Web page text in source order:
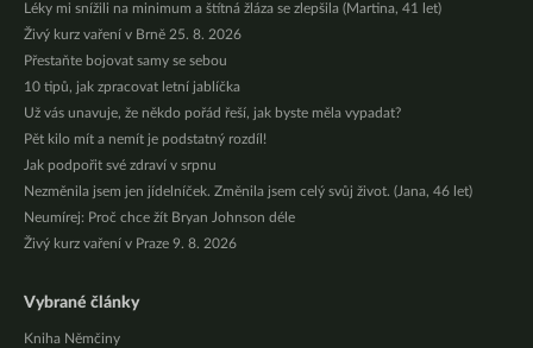
Léky mi snížili na minimum a štítná žláza se zlepšila (Martina, 41 let)
Živý kurz vaření v Brně 25. 8. 2026
Přestaňte bojovat samy se sebou
10 tipů, jak zpracovat letní jablíčka
Už vás unavuje, že někdo pořád řeší, jak byste měla vypadat?
Pět kilo mít a nemít je podstatný rozdíl!
Jak podpořit své zdraví v srpnu
Nezměnila jsem jen jídelníček. Změnila jsem celý svůj život. (Jana, 46 let)
Neumírej: Proč chce žít Bryan Johnson déle
Živý kurz vaření v Praze 9. 8. 2026
Vybrané články
Kniha Němčiny